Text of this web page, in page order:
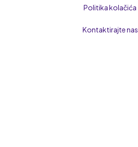
Politika kolačića
Kontaktirajte nas